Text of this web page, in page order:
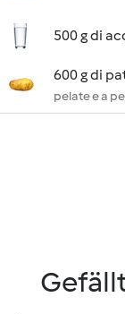
500 g di
600 g di
pelate e a